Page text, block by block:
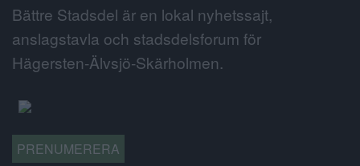
Bättre Stadsdel är en lokal nyhetssajt,
anslagstavla och stadsdelsforum för
Hägersten-Älvsjö-Skärholmen.
PRENUMERERA